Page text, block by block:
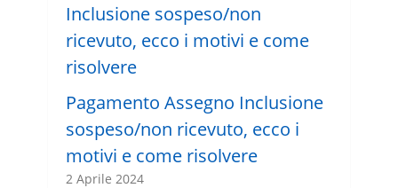
Pagamento Assegno Inclusione
sospeso/non ricevuto, ecco i
motivi e come risolvere
2 Aprile 2024